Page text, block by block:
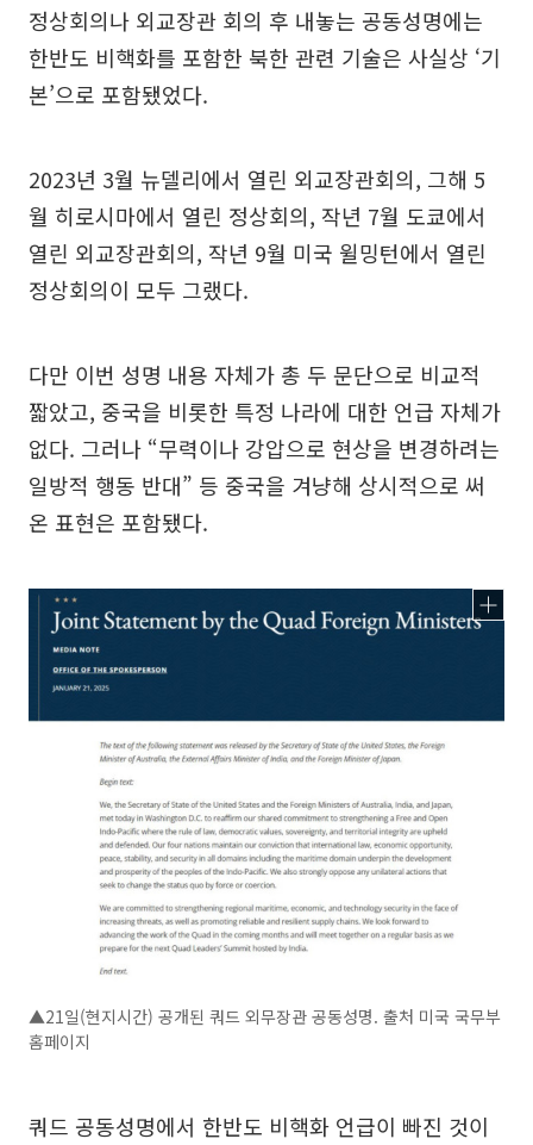
정상회의나 외교장관 회의 후 내놓는 공동성명에는
한반도 비핵화를 포함한 북한 관련 기술은 사실상 ‘기
본’으로 포함됐었다.
2023년 3월 뉴델리에서 열린 외교장관회의, 그해 5
월 히로시마에서 열린 정상회의, 작년 7월 도쿄에서
열린 외교장관회의, 작년 9월 미국 윌밍턴에서 열린
정상회의이 모두 그랬다.
다만 이번 성명 내용 자체가 총 두 문단으로 비교적
짧았고, 중국을 비롯한 특정 나라에 대한 언급 자체가
없다. 그러나 “무력이나 강압으로 현상을 변경하려는
일방적 행동 반대” 등 중국을 겨냥해 상시적으로 써
온 표현은 포함됐다.
▲21일(현지시간) 공개된 쿼드 외무장관 공동성명. 출처 미국 국무부
홈페이지
쿼드 공동성명에서 한반도 비핵화 언급이 빠진 것이